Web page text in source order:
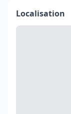
Localisation